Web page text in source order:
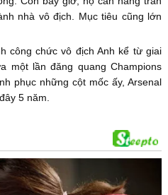
nhà vô địch. Mục tiêu cũng lớn
công chức vô địch Anh kể từ giai
một lần đăng quang Champions
phục những cột mốc ấy, Arsenal
5 năm.